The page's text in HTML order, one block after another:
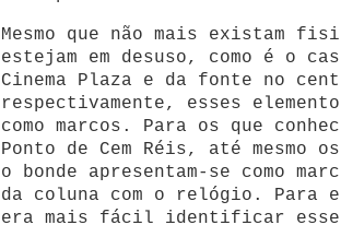
Mesmo que não mais existam
estejam em desuso, como é o
Cinema Plaza e da fonte no
respectivamente, esses
como marcos. Para os que
Ponto de Cem Réis, até mesmo
o bonde apresentam-se como
da coluna com o relógio. Para
era mais fácil identificar